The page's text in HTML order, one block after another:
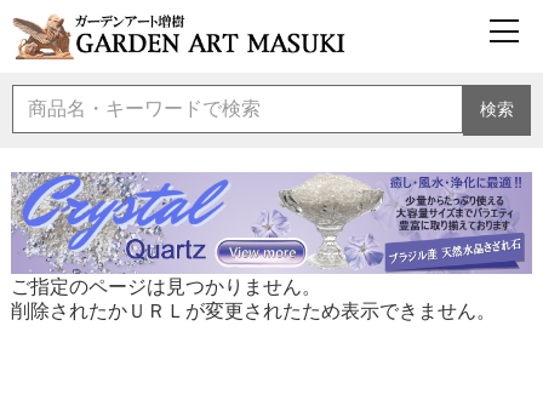
検索
ご指定のページは見つかりません。
削除されたかＵＲＬが変更されたため表示できません。